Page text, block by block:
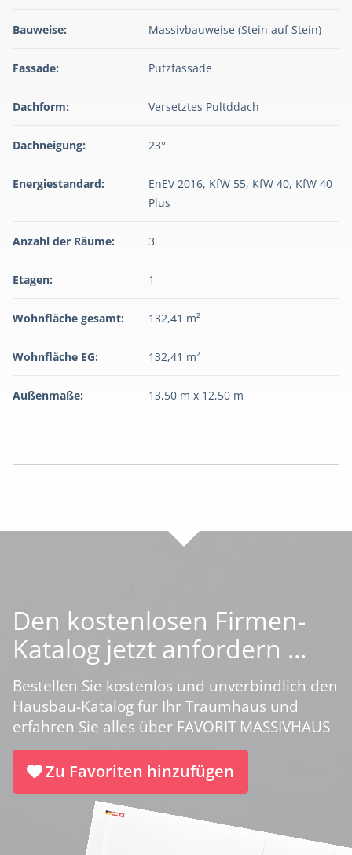
Bauweise: Massivbauweise (Stein auf Stein)
Fassade: Putzfassade
Dachform: Versetztes Pultddach
Dachneigung: 23°
Energiestandard:
EnEV 2016, KfW 55, KfW 40, KfW 40
Plus
Anzahl der Räume: 3
Etagen: 1
Wohnfläche gesamt: 132,41 m²
Wohnfläche EG: 132,41 m²
Außenmaße: 13,50 m x 12,50 m
Den kostenlosen Firmen-
Katalog jetzt anfordern ...
Bestellen Sie kostenlos und unverbindlich den
Hausbau-Katalog für Ihr Traumhaus und
erfahren Sie alles über FAVORIT MASSIVHAUS
Zu Favoriten hinzufügen